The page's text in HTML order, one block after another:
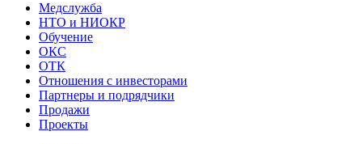
Медслужба
НТО и НИОКР
Обучение
ОКС
ОТК
Отношения с инвесторами
Партнеры и подрядчики
Продажи
Проекты